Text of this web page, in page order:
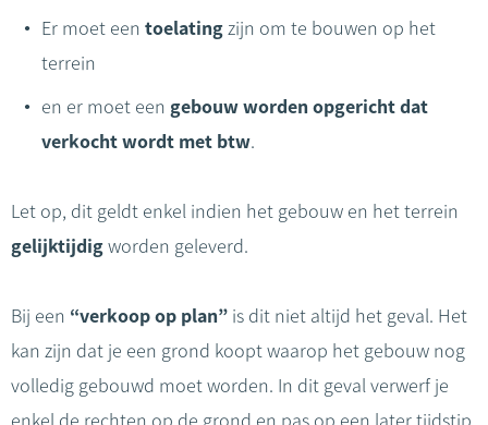
Er moet een toelatingzijn om te bouwen op het
terrein
en er moet een gebouw worden opgericht dat
verkocht wordt met btw.
Let op, dit geldt enkel indien het gebouw en het terrein
gelijktijdigworden geleverd.
Bij een “verkoop op plan” is dit niet altijd het geval. Het
kan zijn dat je een grond koopt waarop het gebouw nog
volledig gebouwd moet worden. In dit geval verwerf je